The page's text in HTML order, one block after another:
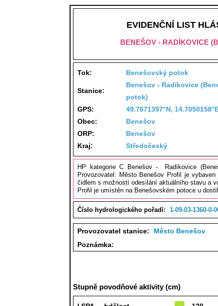
EVIDENČNÍ LIST
BENEŠOV - RADÍKOVICE
Tok: Benešovský potok
Stanice:
Benešov - Radíkovice
potok)
GPS:
49.7671397°N,
Obec:
Benešov
ORP:
Benešov
Kraj:
Středočeský
HP kategorie C Benešov - Radíkovice
Provozovatel: Město Benešov Profil je vybaven
čidlem s možností odesílání aktuálního stavu a
Profil je umístěn na Benešovském potoce u
Číslo hydrologického pořadí: 1-09-03-1360-0-
Provozovatel stanice:
Město Benešov
Poznámka:
Stupně povodňové aktivity (cm)